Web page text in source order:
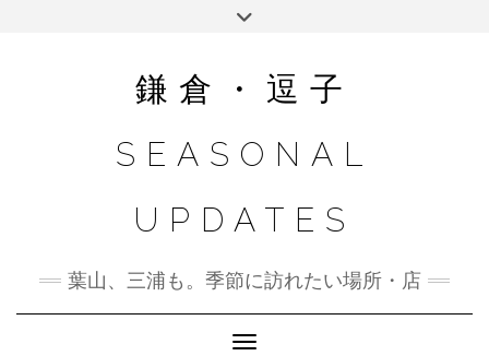
鎌倉・逗子
SEASONAL
UPDATES
葉山、三浦も。季節に訪れたい場所・店
Toggle Navigation